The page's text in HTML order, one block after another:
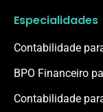
Especialidades
Contabilidade
BPO Financeiro
Contabilidade